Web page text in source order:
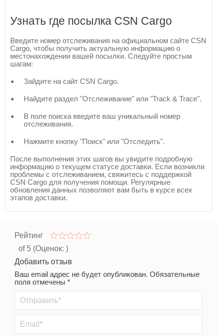
Узнать где посылка CSN Cargo
Введите номер отслеживания на официальном сайте CSN
Cargo, чтобы получить актуальную информацию о
местонахождении вашей посылки. Следуйте простым
шагам:
Зайдите на сайт CSN Cargo.
Найдите раздел "Отслеживание" или "Track & Trace".
В поле поиска введите ваш уникальный номер
отслеживания.
Нажмите кнопку "Поиск" или "Отследить".
После выполнения этих шагов вы увидите подробную
информацию о текущем статусе доставки. Если возникли
проблемы с отслеживанием, свяжитесь с поддержкой
CSN Cargo для получения помощи. Регулярные
обновления данных позволяют вам быть в курсе всех
этапов доставки.
Рейтинг
of 5 (Оценок: )
Добавить отзыв
Ваш email адрес не будет опубликован. Обязательные
поля отмечены *